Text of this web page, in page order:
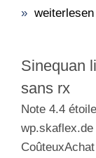
» weiterlesen
Sinequan
sans rx
Note 4.4